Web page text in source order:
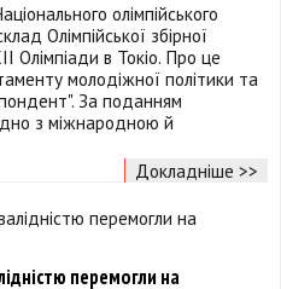
олімпійського
Олімпійської збірної
Олімпіади в Токіо. Про це
молодіжної політики та
За поданням
з міжнародною й
Докладніше >>
перемогли на